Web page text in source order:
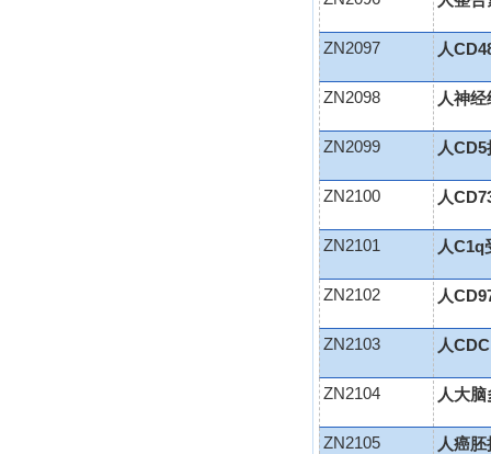
ZN2097 人
ZN2098 人神
ZN2099 人
ZN2100 人
ZN2101 人C1q
ZN2102 人
ZN2103 人
ZN2104 人大
ZN2105 人癌